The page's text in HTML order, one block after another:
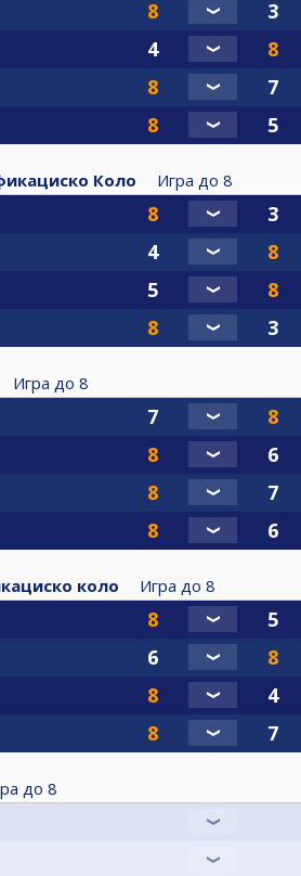
Коло Игра до 8
Игра до 8
коло Игра до 8
до 8